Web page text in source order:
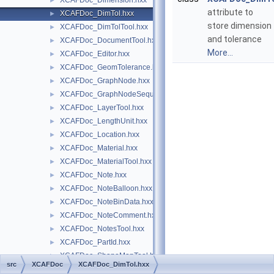
► XCAFDoc_DimTol.hxx
► XCAFDoc_DimTolTool.hxx
► XCAFDoc_DocumentTool.hxx
► XCAFDoc_Editor.hxx
► XCAFDoc_GeomTolerance.hxx
► XCAFDoc_GraphNode.hxx
► XCAFDoc_GraphNodeSequence.hxx
► XCAFDoc_LayerTool.hxx
► XCAFDoc_LengthUnit.hxx
► XCAFDoc_Location.hxx
► XCAFDoc_Material.hxx
► XCAFDoc_MaterialTool.hxx
► XCAFDoc_Note.hxx
► XCAFDoc_NoteBalloon.hxx
► XCAFDoc_NoteBinData.hxx
► XCAFDoc_NoteComment.hxx
► XCAFDoc_NotesTool.hxx
► XCAFDoc_PartId.hxx
► XCAFDoc_ShapeMapTool.hxx
► XCAFDoc_ShapeTool.hxx
attribute to
store dimension
and tolerance
More...
src XCAFDoc XCAFDoc_DimTol.hxx